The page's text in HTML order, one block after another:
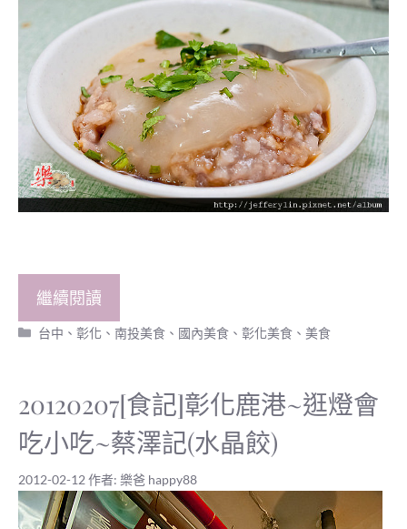
繼續閱讀
分
台中、彰化、南投美食 、 國內美食 、彰化美食 、美食
20120207[食記]彰化鹿港~逛燈會
吃小吃~蔡澤記(水晶餃)
2012-02-12 作者: 樂爸 happy88